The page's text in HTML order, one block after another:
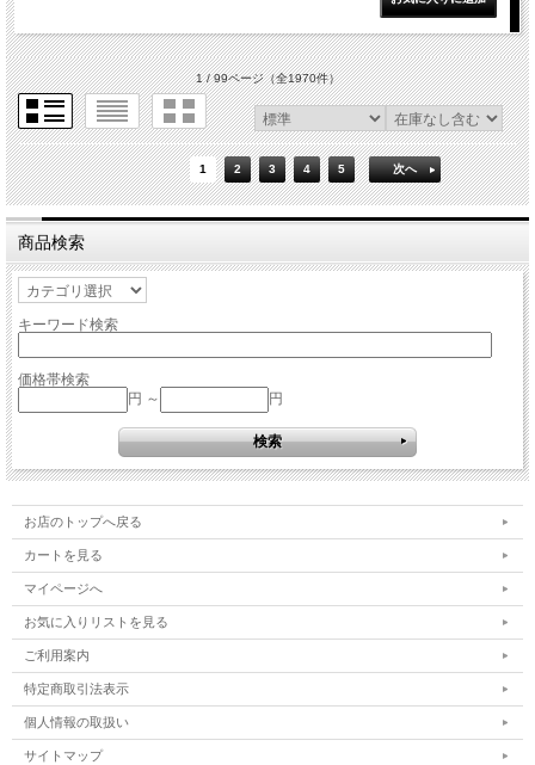
1 / 99ページ（全1970件）
1 2 3 4 5 次へ
商品検索
キーワード検索
価格帯検索
円 ～
円
お店のトップへ戻る
カートを見る
マイページへ
お気に入りリストを見る
ご利用案内
特定商取引法表示
個人情報の取扱い
サイトマップ